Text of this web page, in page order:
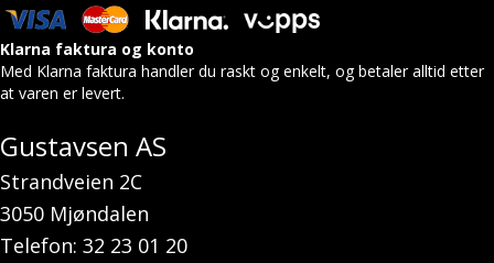
Klarna faktura og konto
Med Klarna faktura handler du raskt og enkelt, og betaler alltid etter
at varen er levert.
Gustavsen AS
Strandveien 2C
3050 Mjøndalen
Telefon: 32 23 01 20